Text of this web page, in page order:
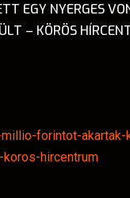
EGY NYERGES
– KÖRÖS